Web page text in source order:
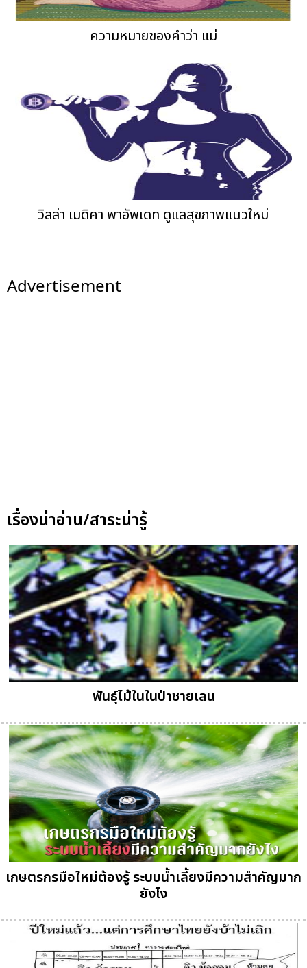
ความหมายของคำว่า แม่
วิลล่า เมดิคา พาอัพเดท ดูแลสุขภาพแนวใหม่
Advertisement
เรื่องน่าอ่าน/สาระน่ารู้
พันธุ์ไม้ในในป่าชายเลน
เกษตรกรมือใหม่ต้องรู้ ระบบน้ำเลี้ยงมีความสำคัญมาก
ยังไง